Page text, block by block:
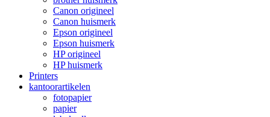
Canon origineel
Canon huismerk
Epson origineel
Epson huismerk
HP origineel
HP huismerk
Printers
kantoorartikelen
fotopapier
papier